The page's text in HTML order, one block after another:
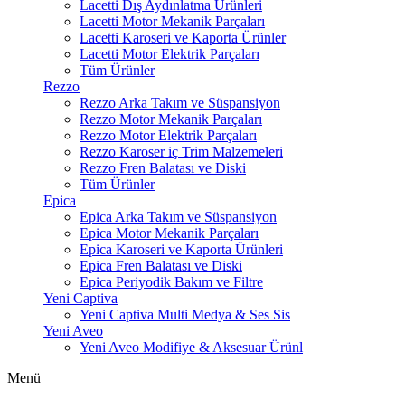
Lacetti Dış Aydınlatma Ürünleri
Lacetti Motor Mekanik Parçaları
Lacetti Karoseri ve Kaporta Ürünler
Lacetti Motor Elektrik Parçaları
Tüm Ürünler
Rezzo
Rezzo Arka Takım ve Süspansiyon
Rezzo Motor Mekanik Parçaları
Rezzo Motor Elektrik Parçaları
Rezzo Karoser iç Trim Malzemeleri
Rezzo Fren Balatası ve Diski
Tüm Ürünler
Epica
Epica Arka Takım ve Süspansiyon
Epica Motor Mekanik Parçaları
Epica Karoseri ve Kaporta Ürünleri
Epica Fren Balatası ve Diski
Epica Periyodik Bakım ve Filtre
Yeni Captiva
Yeni Captiva Multi Medya & Ses Sis
Yeni Aveo
Yeni Aveo Modifiye & Aksesuar Ürünl
Menü